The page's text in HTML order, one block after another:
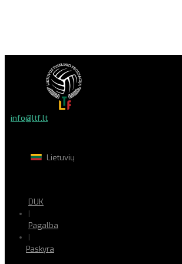
info@ltf.lt
Lietuvių
DUK
|
Pagalba
|
Paskyra